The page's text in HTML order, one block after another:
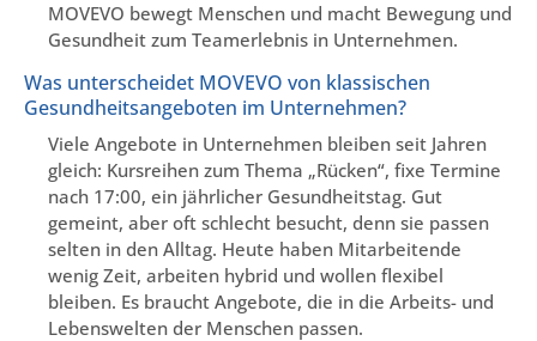
MOVEVO bewegt Menschen und macht Bewegung und
Gesundheit zum Teamerlebnis in Unternehmen.
Was unterscheidet MOVEVO von klassischen
Gesundheitsangeboten im Unternehmen?
Viele Angebote in Unternehmen bleiben seit Jahren
gleich: Kursreihen zum Thema „Rücken“, fixe Termine
nach 17:00, ein jährlicher Gesundheitstag. Gut
gemeint, aber oft schlecht besucht, denn sie passen
selten in den Alltag. Heute haben Mitarbeitende
wenig Zeit, arbeiten hybrid und wollen flexibel
bleiben. Es braucht Angebote, die in die Arbeits- und
Lebenswelten der Menschen passen.